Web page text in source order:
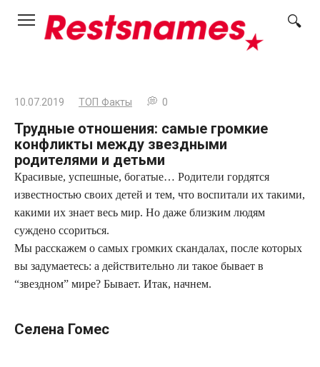
10.07.2019 ТОП Факты 0
Трудные отношения: самые громкие
конфликты между звездными
родителями и детьми
Красивые, успешные, богатые… Родители гордятся
известностью своих детей и тем, что воспитали их такими,
какими их знает весь мир. Но даже близким людям
суждено ссориться.
Мы расскажем о самых громких скандалах, после которых
вы задумаетесь: а действительно ли такое бывает в
“звездном” мире? Бывает. Итак, начнем.
Селена Гомес